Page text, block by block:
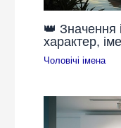
👑 Значення
характер,
Чоловічі імена